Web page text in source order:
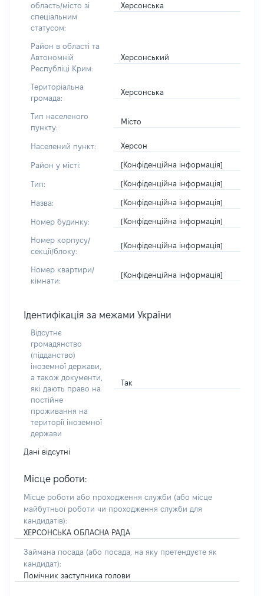
область/місто зі
спеціальним
статусом:
Херсонська
Район в області та
Автономній
Республіці Крим:
Херсонський
Територіальна
громада:
Херсонська
Тип населеного
пункту:
Місто
Населений пункт: Херсон
Район у місті: [Конфіденційна інформація]
Тип: [Конфіденційна інформація]
Назва: [Конфіденційна інформація]
Номер будинку: [Конфіденційна інформація]
Номер корпусу/
секції/блоку:
[Конфіденційна інформація]
Номер квартири/
кімнати:
[Конфіденційна інформація]
Ідентифікація за межами України
Відсутнє
громадянство
(підданство)
іноземної держави,
а також документи,
які дають право на
постійне
проживання на
території іноземної
держави
Так
Дані відсутні
Місце роботи:
Місце роботи або проходження служби (або місце
майбутньої роботи чи проходження служби для
кандидатів):
ХЕРСОНСЬКА ОБЛАСНА РАДА
Займана посада (або посада, на яку претендуєте як
кандидат):
Помічник заступника голови